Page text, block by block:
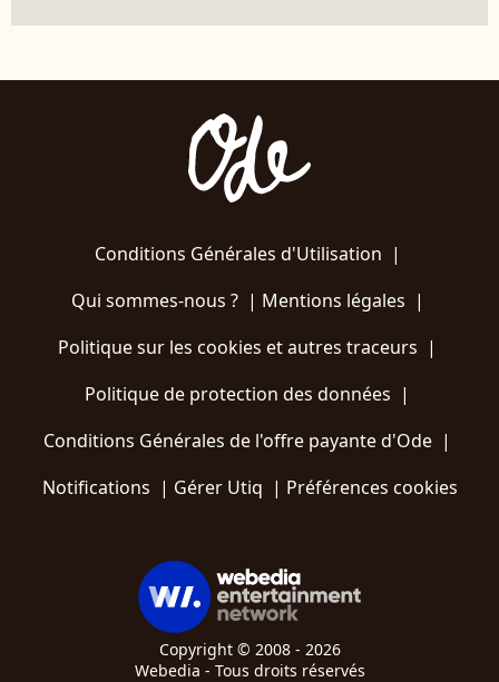
Conditions Générales d'Utilisation |
Qui sommes-nous ?| Mentions légales |
Politique sur les cookies et autres traceurs |
Politique de protection des données |
Conditions Générales de l'offre payante d'Ode |
Notifications | Gérer Utiq | Préférences cookies
Copyright © 2008 - 2026
Webedia - Tous droits réservés